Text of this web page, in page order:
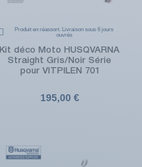
Produit en réassort. Livraison sous 6 jours
ouvrés
Kit déco Moto HUSQVARNA
Straight Gris/Noir Série
pour VITPILEN 701
195,00 €